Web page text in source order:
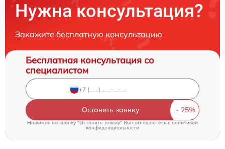
Нужна консультация?
Закажите бесплатную консультацию
Бесплатная консультация со
специалистом
Оставить заявку
Нажимая на кнопку "Оставить заявку" Вы соглашаетесь c политикой
конфиденциальности